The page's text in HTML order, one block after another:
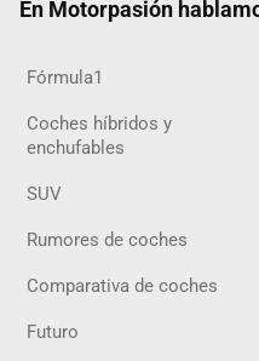
En Motorpasión
Fórmula1
Coches híbridos y
enchufables
SUV
Rumores de coches
Comparativa de coches
Futuro